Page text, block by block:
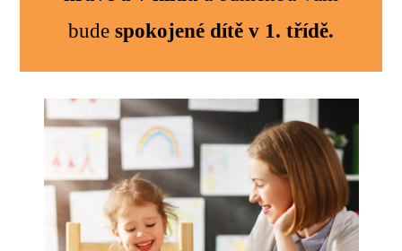
bude spokojené dítě v 1. třídě.